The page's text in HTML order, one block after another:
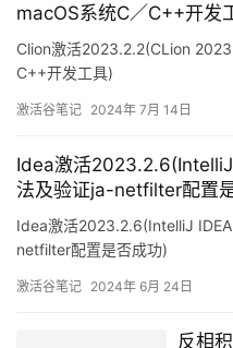
macOS系统C／C++开发
Clion激活2023.2.2(CLion
C++开发工具)
激活谷笔记 2024年 7月 14日
Idea激活
法及验证ja-netfilter配置
Idea激活2023.2.6(IntelliJ
netfilter配置是否成功)
激活谷笔记 2024年 6月 24日
反相